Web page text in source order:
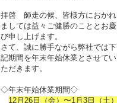
拝啓 師走の候、皆様方におかれ
ましては益々ご健勝のこととお慶
び申し上げます。
さて、誠に勝手ながら弊社では下
記期間を年末年始休業とさせてい
ただきます。
◇年末年始休業期間◇
12月26日（金）〜1月3日（土）